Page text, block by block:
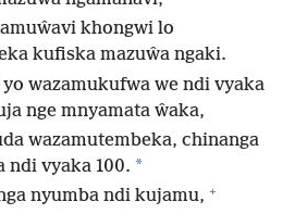
khongwi lo
kufiska mazuŵa ngaki.
wazamukufwa we ndi vyaka
nge mnyamata ŵaka,
wazamutembeka, chinanga
ndi vyaka 100. *
nyumba ndi kujamu, +